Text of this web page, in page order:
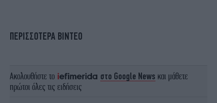
ΠΕΡΙΣΣΟΤΕΡΑ ΒΙΝΤΕΟ
Ακολουθήστε το στο Google News και μάθετε
πρώτοι όλες τις ειδήσεις